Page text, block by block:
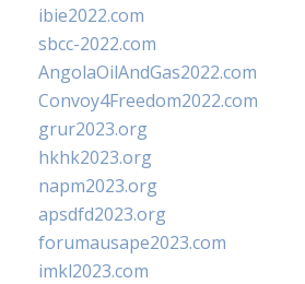
ibie2022.com
sbcc-2022.com
AngolaOilAndGas2022.com
Convoy4Freedom2022.com
grur2023.org
hkhk2023.org
napm2023.org
apsdfd2023.org
forumausape2023.com
imkl2023.com